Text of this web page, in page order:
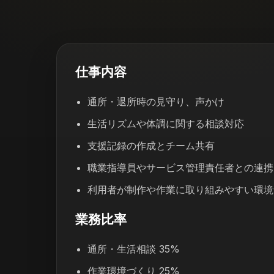
仕事内容
通所・退所時の見守り、声かけ
生活リズムや体調に関する相談対応
支援記録の作成とチーム共有
職業指導員やサービス管理責任者との連携
利用者が制作や作業に取り組みやすい環
業務比率
通所・生活相談 35%
作業環境づくり 25%